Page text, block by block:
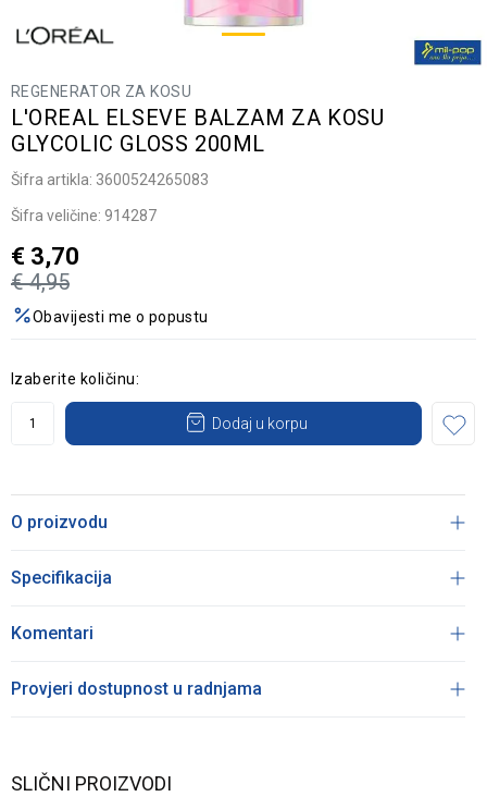
REGENERATOR ZA KOSU
L'OREAL ELSEVE BALZAM ZA KOSU
GLYCOLIC GLOSS 200ML
Šifra artikla: 3600524265083
Šifra veličine: 914287
€ 4,95
€ 3,70
Obavijesti me o popustu
Izaberite količinu:
Dodaj u korpu
O proizvodu
Specifikacija
Komentari
Provjeri dostupnost u radnjama
SLIČNI PROIZVODI